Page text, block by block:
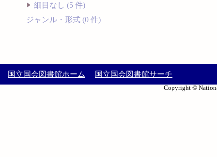
細目なし (5 件)
ジャンル・形式 (0 件)
国立国会図書館ホーム 国立国会図書館サーチ
Copyright ©